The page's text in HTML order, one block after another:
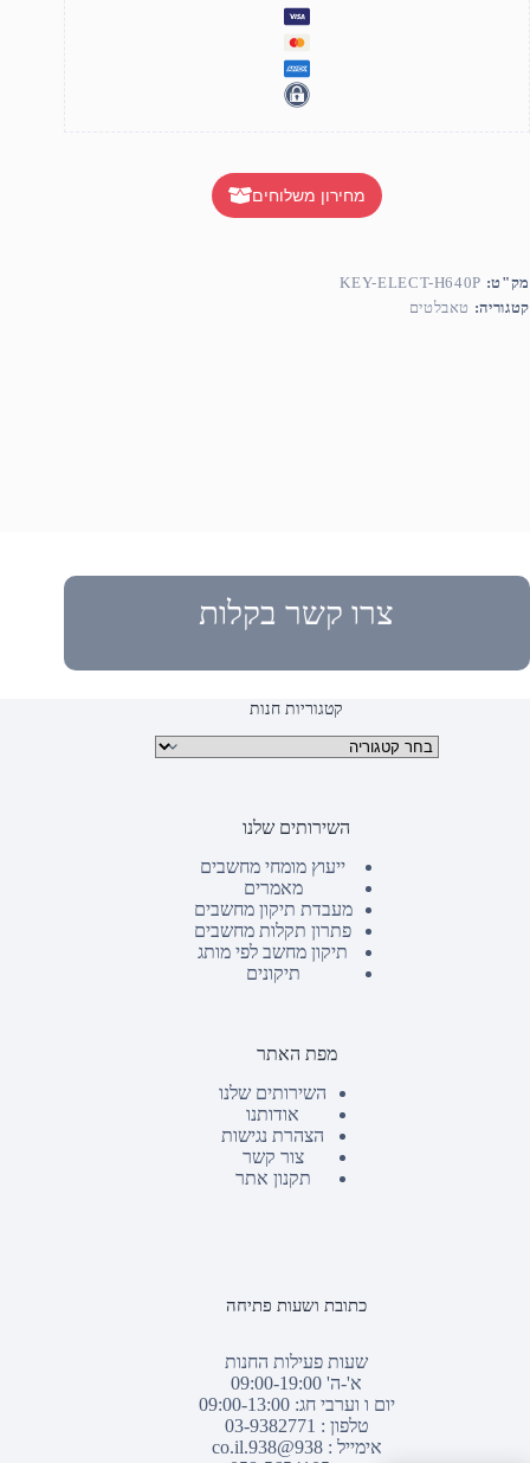
מחירון משלוחים
מק"ט: KEY-ELECT-H640P
קטגוריה: טאבלטים
צרו קשר בקלות
קטגוריות חנות
קטגוריות מוצרים
השירותים שלנו
ייעוץ מומחי מחשבים
מאמרים
מעבדת תיקון מחשבים
פתרון תקלות מחשבים
תיקון מחשב לפי מותג
תיקונים
מפת האתר
השירותים שלנו
אודותנו
הצהרת נגישות
צור קשר
תקנון אתר
כתובת ושעות פתיחה
שעות פעילות החנות
א'-ה' 09:00-19:00
יום ו וערבי חג: 09:00-13:00
טלפון : 03-9382771
אימייל :938@938.co.il